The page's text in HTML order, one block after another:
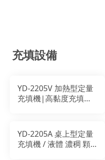
充填設備
YD-2205V 加熱型定量
充填機|高黏度充填機|
YD-2205A 桌上型定量
充填機 / 液體 濃稠 顆